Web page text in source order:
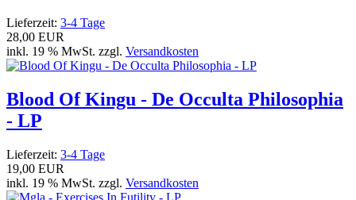
Lieferzeit: 3-4 Tage
28,00 EUR
inkl. 19 % MwSt. zzgl. Versandkosten
Blood Of Kingu - De Occulta Philosophia
- LP
Lieferzeit: 3-4 Tage
19,00 EUR
inkl. 19 % MwSt. zzgl. Versandkosten